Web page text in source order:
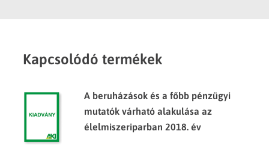
Kapcsolódó termékek
A beruházások és a főbb pénzügyi
mutatók várható alakulása az
élelmiszeriparban 2018. év